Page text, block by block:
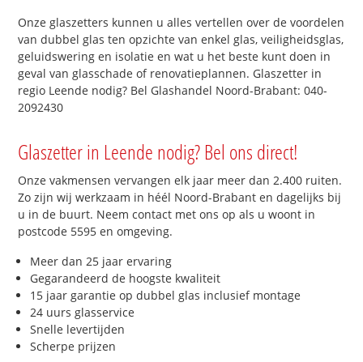
Onze glaszetters kunnen u alles vertellen over de voordelen
van dubbel glas ten opzichte van enkel glas, veiligheidsglas,
geluidswering en isolatie en wat u het beste kunt doen in
geval van glasschade of renovatieplannen. Glaszetter in
regio Leende nodig? Bel Glashandel Noord-Brabant: 040-
2092430
Glaszetter in Leende nodig? Bel ons direct!
Onze vakmensen vervangen elk jaar meer dan 2.400 ruiten.
Zo zijn wij werkzaam in héél Noord-Brabant en dagelijks bij
u in de buurt. Neem contact met ons op als u woont in
postcode 5595 en omgeving.
Meer dan 25 jaar ervaring
Gegarandeerd de hoogste kwaliteit
15 jaar garantie op dubbel glas inclusief montage
24 uurs glasservice
Snelle levertijden
Scherpe prijzen